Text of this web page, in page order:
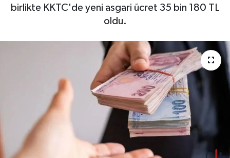
birlikte KKTC'de yeni asgari ücret 35 bin 180 TL
oldu.
EKONOMİ
İLGİNÇ HABERLER
KADIN
KÜLTÜR SANAT
Son Dakika Haberleri